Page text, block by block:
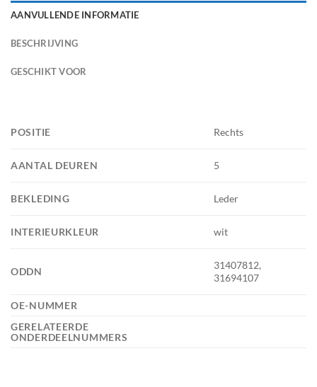
AANVULLENDE INFORMATIE
BESCHRIJVING
GESCHIKT VOOR
POSITIE Rechts
AANTAL DEUREN 5
BEKLEDING Leder
INTERIEURKLEUR wit
ODDN
31407812,
31694107
OE-NUMMER
GERELATEERDE
ONDERDEELNUMMERS